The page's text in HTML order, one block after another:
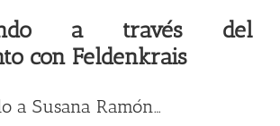
a través del
con Feldenkrais
a Susana Ramón…